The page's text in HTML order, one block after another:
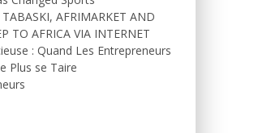
AFRIMARKET AND
TO AFRICA VIA INTERNET
: Quand Les Entrepreneurs
Plus se Taire